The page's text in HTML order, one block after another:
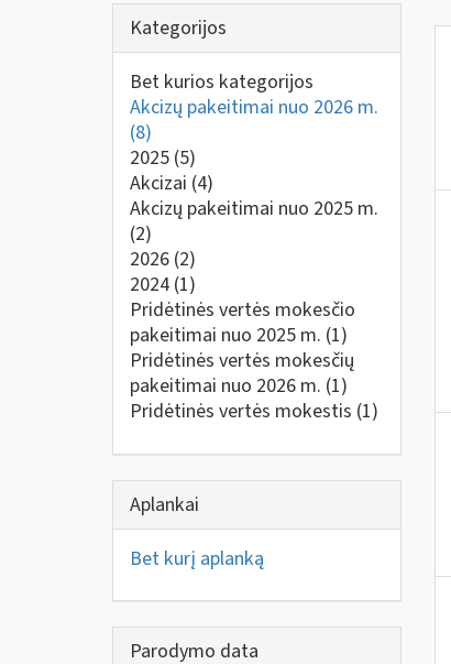
Kategorijos
Bet kurios kategorijos
Akcizų pakeitimai nuo 2026 m.
(8)
2025 (5)
Akcizai (4)
Akcizų pakeitimai nuo 2025 m.
(2)
2026 (2)
2024 (1)
Pridėtinės vertės mokesčio
pakeitimai nuo 2025 m. (1)
Pridėtinės vertės mokesčių
pakeitimai nuo 2026 m. (1)
Pridėtinės vertės mokestis (1)
Aplankai
Bet kurį aplanką
Parodymo data